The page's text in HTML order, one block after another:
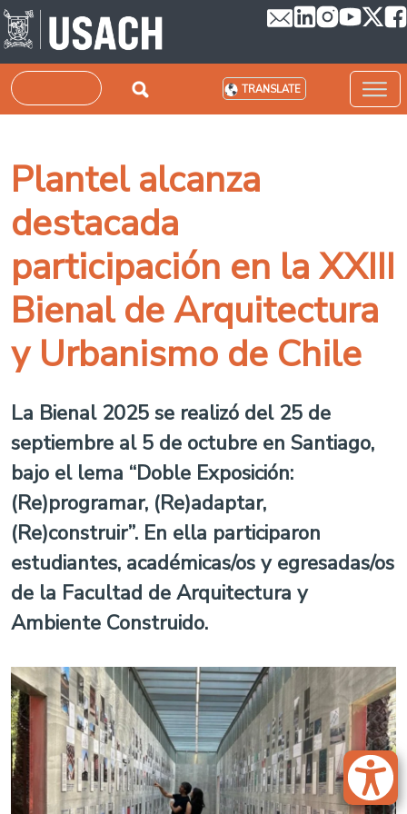
Skip to main content
Search TRANSLATE
Plantel alcanza
destacada
participación en la XXIII
Bienal de Arquitectura
y Urbanismo de Chile
La Bienal 2025 se realizó del 25 de
septiembre al 5 de octubre en Santiago,
bajo el lema “Doble Exposición:
(Re)programar, (Re)adaptar,
(Re)construir”. En ella participaron
estudiantes, académicas/os y egresadas/os
de la Facultad de Arquitectura y
Ambiente Construido.